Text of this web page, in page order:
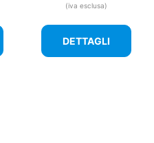
(iva esclusa)
DETTAGLI